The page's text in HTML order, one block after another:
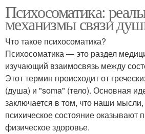
Психосоматика:
механизмы связи
Что такое психосоматика?
Психосоматика — это раздел
изучающий взаимосвязь между
Этот термин происходит от
(душа) и "soma" (тело). Основная
заключается в том, что наши
психическое состояние оказывают
физическое здоровье.